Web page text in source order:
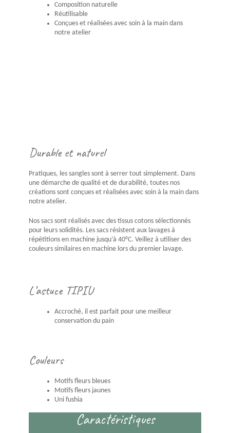
Composition naturelle
Réutilisable
Conçues et réalisées avec soin à la main dans
notre atelier
Durable et naturel
Pratiques, les sangles sont à serrer tout simplement. Dans
une démarche de qualité et de durabilité, toutes nos
créations sont conçues et réalisées avec soin à la main dans
notre atelier.
Nos sacs sont réalisés avec des tissus cotons sélectionnés
pour leurs solidités. Les sacs résistent aux lavages à
répétitions en machine jusqu’à 40°C. Veillez à utiliser des
couleurs similaires en machine lors du premier lavage.
L’astuce TIPIU
Accroché, il est parfait pour une meilleur
conservation du pain
Couleurs
Motifs fleurs bleues
Motifs fleurs jaunes
Uni fushia
Caractéristiques